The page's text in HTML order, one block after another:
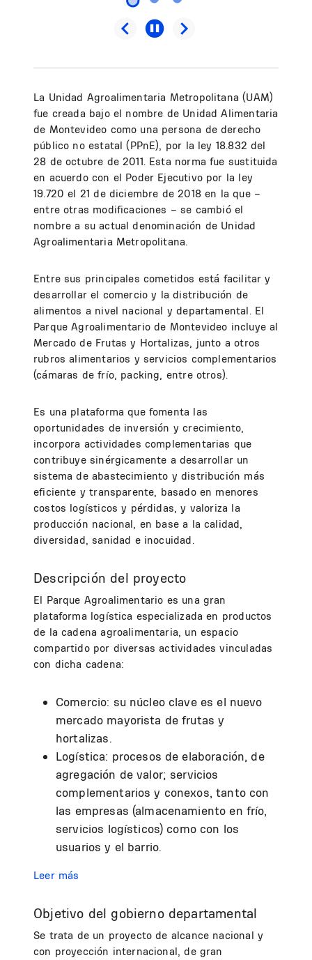
La Unidad Agroalimentaria Metropolitana (UAM)
fue creada bajo el nombre de Unidad Alimentaria
de Montevideo como una persona de derecho
público no estatal (PPnE), por la ley 18.832 del
28 de octubre de 2011. Esta norma fue sustituida
en acuerdo con el Poder Ejecutivo por la ley
19.720 el 21 de diciembre de 2018 en la que –
entre otras modificaciones – se cambió el
nombre a su actual denominación de Unidad
Agroalimentaria Metropolitana.
Entre sus principales cometidos está facilitar y
desarrollar el comercio y la distribución de
alimentos a nivel nacional y departamental. El
Parque Agroalimentario de Montevideo incluye al
Mercado de Frutas y Hortalizas, junto a otros
rubros alimentarios y servicios complementarios
(cámaras de frío, packing, entre otros).
Es una plataforma que fomenta las
oportunidades de inversión y crecimiento,
incorpora actividades complementarias que
contribuye sinérgicamente a desarrollar un
sistema de abastecimiento y distribución más
eficiente y transparente, basado en menores
costos logísticos y pérdidas, y valoriza la
producción nacional, en base a la calidad,
diversidad, sanidad e inocuidad.
Descripción del proyecto
El Parque Agroalimentario es una gran
plataforma logística especializada en productos
de la cadena agroalimentaria, un espacio
compartido por diversas actividades vinculadas
con dicha cadena:
Comercio: su núcleo clave es el nuevo
mercado mayorista de frutas y
hortalizas.
Logística: procesos de elaboración, de
agregación de valor; servicios
complementarios y conexos, tanto con
las empresas (almacenamiento en frío,
servicios logísticos) como con los
usuarios y el barrio.
Leer más
Objetivo del gobierno departamental
Se trata de un proyecto de alcance nacional y
con proyección internacional, de gran